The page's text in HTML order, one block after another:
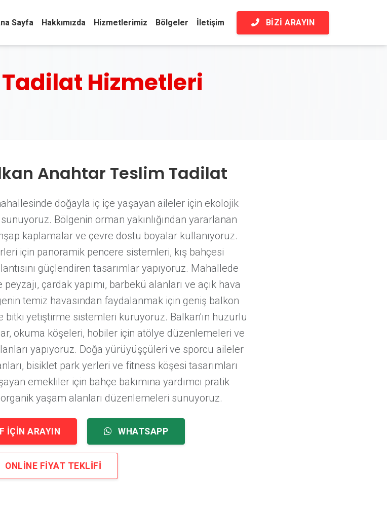
Sayfa Hakkımızda Hizmetlerimiz Bölgeler İletişim BIZI ARAYIN
Hizmetleri
Anahtar Teslim Tadilat
doğayla iç içe yaşayan aileler için ekolojik
Bölgenin orman yakınlığından yararlanan
kaplamalar ve çevre dostu boyalar kullanıyoruz.
için panoramik pencere sistemleri, kış bahçesi
güçlendiren tasarımlar yapıyoruz. Mahallede
çardak yapımı, barbekü alanları ve açık hava
temiz havasından faydalanmak için geniş balkon
bitki yetiştirme sistemleri kuruyoruz. Balkan'ın huzurlu
okuma köşeleri, hobiler için atölye düzenlemeleri ve
yapıyoruz. Doğa yürüyüşçüleri ve sporcu aileler
bisiklet park yerleri ve fitness köşesi tasarımları
emekliler için bahçe bakımına yardımcı pratik
yaşam alanları düzenlemeleri sunuyoruz.
İÇIN ARAYIN WHATSAPP
ONLINE FIYAT TEKLIFI